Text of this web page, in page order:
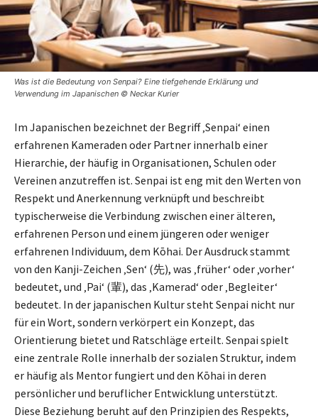
Was ist die Bedeutung von Senpai? Eine tiefgehende Erklärung und
Verwendung im Japanischen © Neckar Kurier
Im Japanischen bezeichnet der Begriff ‚Senpai‘ einen
erfahrenen Kameraden oder Partner innerhalb einer
Hierarchie, der häufig in Organisationen, Schulen oder
Vereinen anzutreffen ist. Senpai ist eng mit den Werten von
Respekt und Anerkennung verknüpft und beschreibt
typischerweise die Verbindung zwischen einer älteren,
erfahrenen Person und einem jüngeren oder weniger
erfahrenen Individuum, dem Kōhai. Der Ausdruck stammt
von den Kanji-Zeichen ‚Sen‘ (先), was ‚früher‘ oder ‚vorher‘
bedeutet, und ‚Pai‘ (輩), das ‚Kamerad‘ oder ‚Begleiter‘
bedeutet. In der japanischen Kultur steht Senpai nicht nur
für ein Wort, sondern verkörpert ein Konzept, das
Orientierung bietet und Ratschläge erteilt. Senpai spielt
eine zentrale Rolle innerhalb der sozialen Struktur, indem
er häufig als Mentor fungiert und den Kōhai in deren
persönlicher und beruflicher Entwicklung unterstützt.
Diese Beziehung beruht auf den Prinzipien des Respekts,